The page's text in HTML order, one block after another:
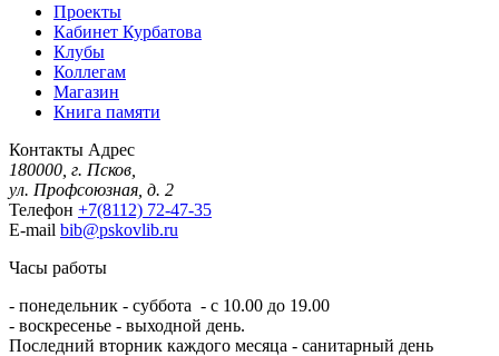
Проекты
Кабинет Курбатова
Клубы
Коллегам
Магазин
Книга памяти
Контакты Адрес
180000, г. Псков,
ул. Профсоюзная, д. 2
Телефон +7(8112) 72-47-35
E-mail bib@pskovlib.ru
Часы работы
- понедельник - суббота - с 10.00 до 19.00
- воскресенье - выходной день.
Последний вторник каждого месяца - санитарный день